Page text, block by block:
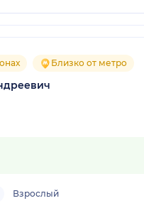
Близко от метро
Взрослый